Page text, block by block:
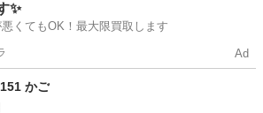
✨
くてもOK！最大限買取します
Ad
かご